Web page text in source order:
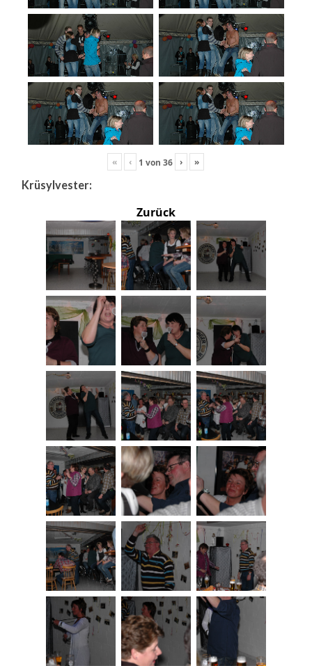
« ‹ 1 von36 › »
Krüsylvester:
Zurück